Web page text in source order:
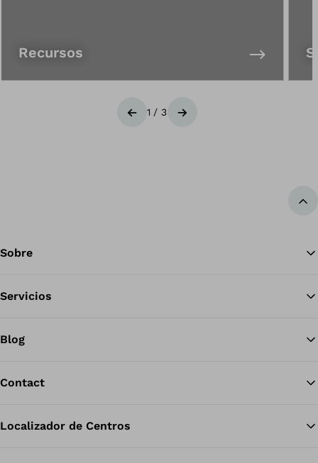
Recursos
Anterior
1 / 3 Siguiente
Sobre
Servicios
Blog
Contact
Localizador de Centros